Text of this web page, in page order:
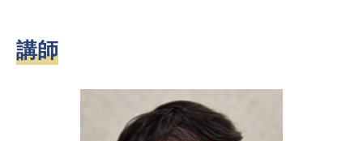
講師